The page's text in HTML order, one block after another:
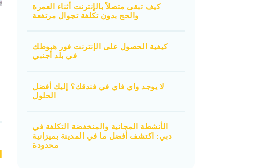
كيف تبقى متصلاً بالإنترنت أثناء العمرة
والحج بدون تكلفة تجوال مرتفعة
كيفية الحصول على الإنترنت فور هبوطك
في بلد أجنبي
لا يوجد واي فاي في فندقك؟ إليك أفضل
الحلول
الأنشطة المجانية والمنخفضة التكلفة في
دبي: اكتشف أفضل ما في المدينة بميزانية
محدودة